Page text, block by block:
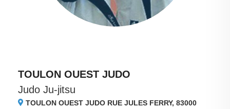
TOULON OUEST JUDO
Judo Ju-jitsu
TOULON OUEST JUDO RUE JULES FERRY, 83000